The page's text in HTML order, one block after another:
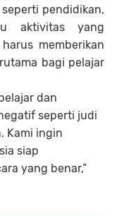
pendidikan,
aktivitas yang
memberikan
bagi pelajar
dan
seperti judi
Kami ingin
siap
yang benar,”